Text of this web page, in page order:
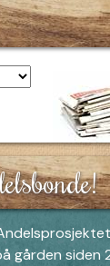
gården siden